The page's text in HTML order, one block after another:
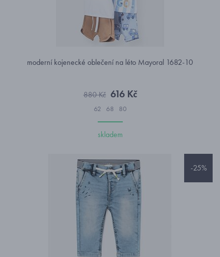
moderní kojenecké oblečení na léto Mayoral 1682-10
880 Kč 616 Kč
62 68 80
skladem
-25%